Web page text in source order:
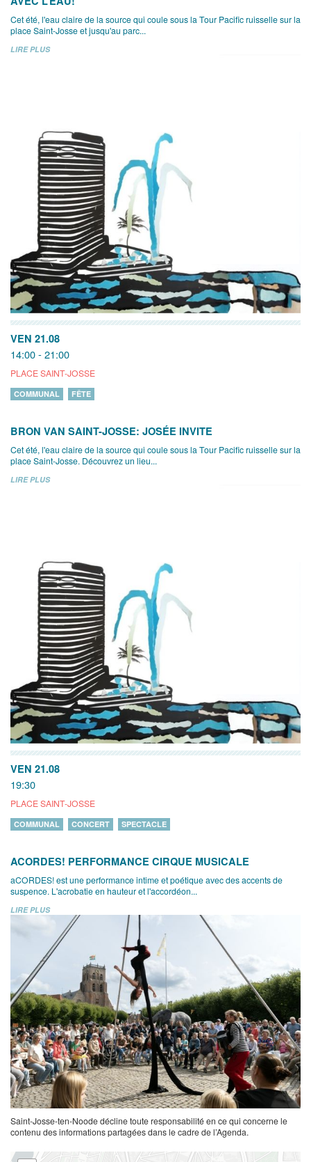
Cet été, l'eau claire de la source qui coule sous la Tour Pacific ruisselle sur la
place Saint-Josse et jusqu'au parc...
LIRE PLUS
VEN 21.08
14:00 - 21:00
PLACE SAINT-JOSSE
COMMUNAL FÊTE
BRON VAN SAINT-JOSSE: JOSÉE INVITE
Cet été, l'eau claire de la source qui coule sous la Tour Pacific ruisselle sur la
place Saint-Josse. Découvrez un lieu...
LIRE PLUS
VEN 21.08
19:30
PLACE SAINT-JOSSE
COMMUNAL CONCERT SPECTACLE
ACORDES! PERFORMANCE CIRQUE MUSICALE
aCORDES! est une performance intime et poétique avec des accents de
suspence. L'acrobatie en hauteur et l'accordéon...
LIRE PLUS
Saint-Josse-ten-Noode décline toute responsabilité en ce qui concerne le
contenu des informations partagées dans le cadre de l’Agenda.